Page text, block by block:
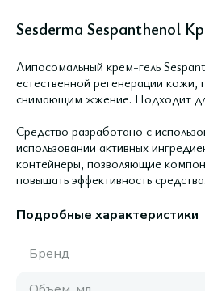
Sesderma Sespanthenol
Липосомальный крем-гель
естественной регенерации
снимающим жжение. Подходит
Средство разработано с
использовании активных
контейнеры, позволяющие
повышать эффективность средства.
Подробные характеристики
Бренд